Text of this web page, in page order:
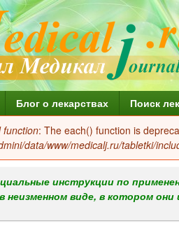
Блог о лекарствах Поиск
function: The each() function is
data/www/medicalj.ru/tabletki/
инструкции по
неизменном виде, в котором